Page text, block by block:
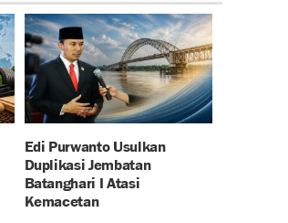
Edi Purwanto Usulkan
Duplikasi Jembatan
Batanghari I Atasi
Kemacetan